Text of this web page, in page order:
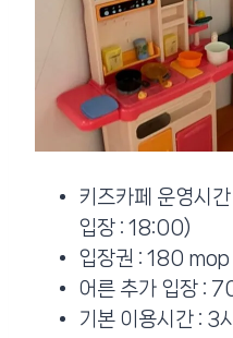
키즈카페 운영시
입장 : 18:00)
입장권 : 180 mop
어른 추가 입장 :
기본 이용시간 : 3